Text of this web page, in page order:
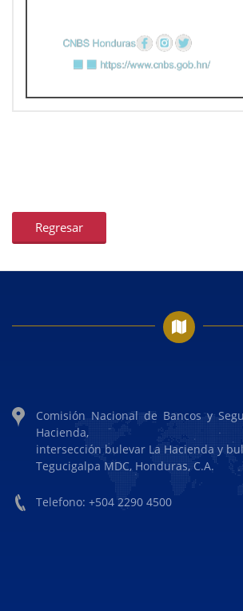
Regresar
Comisión Nacional de Bancos y
Hacienda,
intersección bulevar La Hacienda y
Tegucigalpa MDC, Honduras, C.A.
Telefono: +504 2290 4500